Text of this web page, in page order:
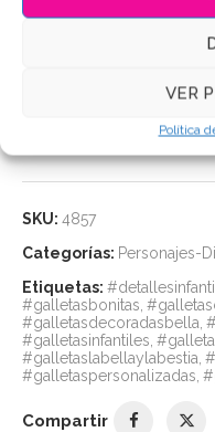
VER
Política
Puedes consultar los
SKU: 4857
Categorías: Personajes-
Etiquetas:
#galletasbonitas
#galletasdecoradasbella
#galletasinfantiles
#galletaslabellaylabestia
#galletaspersonalizadas
Compartir